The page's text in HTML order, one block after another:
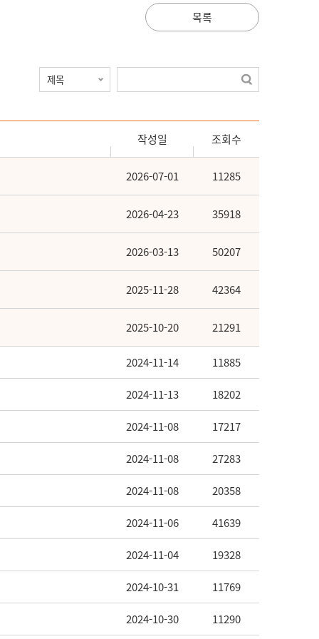
목록
작성일 조회수
2026-07-01 11285
2026-04-23 35918
2026-03-13 50207
2025-11-28 42364
2025-10-20 21291
2024-11-14 11885
2024-11-13 18202
2024-11-08 17217
2024-11-08 27283
2024-11-08 20358
2024-11-06 41639
2024-11-04 19328
2024-10-31 11769
2024-10-30 11290